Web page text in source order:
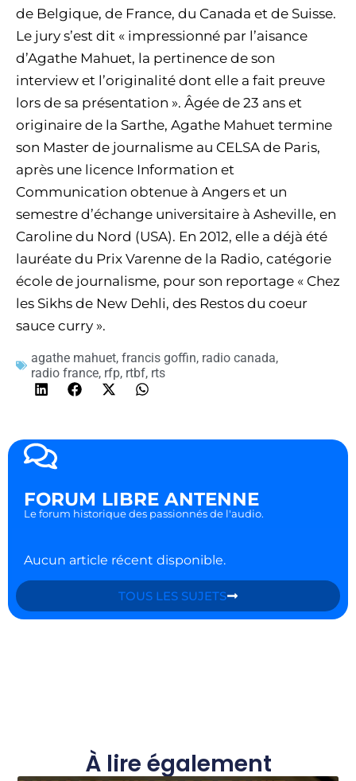
de Belgique, de France, du Canada et de Suisse.
Le jury s’est dit « impressionné par l’aisance
d’Agathe Mahuet, la pertinence de son
interview et l’originalité dont elle a fait preuve
lors de sa présentation ». Âgée de 23 ans et
originaire de la Sarthe, Agathe Mahuet termine
son Master de journalisme au CELSA de Paris,
après une licence Information et
Communication obtenue à Angers et un
semestre d’échange universitaire à Asheville, en
Caroline du Nord (USA). En 2012, elle a déjà été
lauréate du Prix Varenne de la Radio, catégorie
école de journalisme, pour son reportage « Chez
les Sikhs de New Dehli, des Restos du coeur
sauce curry ».
agathe mahuet, francis goffin, radio canada,
radio france, rfp, rtbf, rts
FORUM LIBRE ANTENNE
Le forum historique des passionnés de l'audio.
Aucun article récent disponible.
TOUS LES SUJETS
À lire également